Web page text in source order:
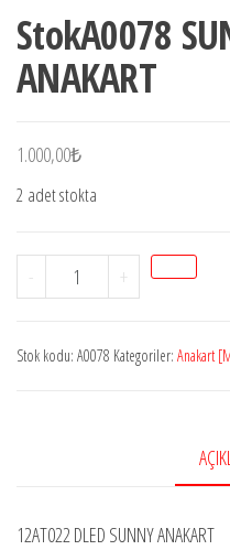
StokA0078
ANAKART
1.000,00₺
2 adet stokta
-
StokA0078
SUNNY
ANAKART
+
Stok kodu: A0078 Kategoriler: Anakart
12AT022 DLED SUNNY ANAKART